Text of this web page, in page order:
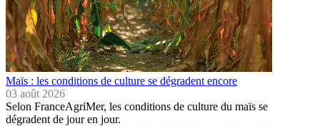
Maïs : les conditions de culture se dégradent encore
03 août 2026
Selon FranceAgriMer, les conditions de culture du maïs se
dégradent de jour en jour.